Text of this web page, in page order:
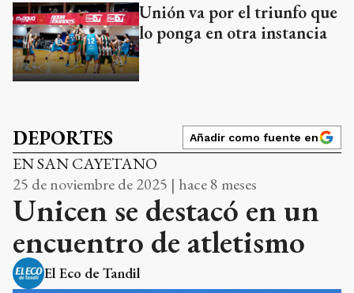
Unión va por el triunfo que
lo ponga en otra instancia
DEPORTES Añadir como fuente en
EN SAN CAYETANO
25 de noviembre de 2025 | hace 8 meses
Unicen se destacó en un
encuentro de atletismo
El Eco de Tandil